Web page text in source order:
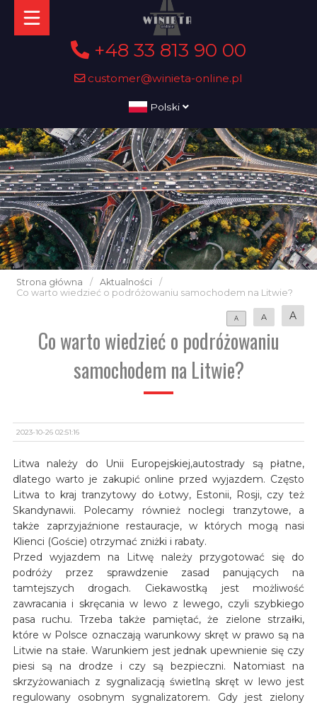
+48 33 813 90 00
customer@winieta-online.pl
Polski
Strona główna / Aktualności
/
Co warto wiedzieć o podróżowaniu samochodem na Litwie?
A A A
Co warto wiedzieć o podróżowaniu
samochodem na Litwie?
2023-10-26 02:51:16
Litwa należy do Unii Europejskiej,autostrady są płatne,
dlatego warto je zakupić online przed wyjazdem. Często
Litwa to kraj tranzytowy do Łotwy, Estonii, Rosji, czy też
Skandynawii. Polecamy również noclegi tranzytowe, a
także zaprzyjaźnione restauracje, w których mogą nasi
Klienci (Goście) otrzymać zniżki i rabaty.
Przed wyjazdem na Litwę należy przygotować się do
podróży przez sprawdzenie zasad panujących na
tamtejszych drogach. Ciekawostką jest możliwość
zawracania i skręcania w lewo z lewego, czyli szybkiego
pasa ruchu. Trzeba także pamiętać, że zielone strzałki,
które w Polsce oznaczają warunkowy skręt w prawo są na
Litwie na stałe. Warunkiem jest jednak upewnienie się czy
piesi są na drodze i czy są bezpieczni. Natomiast na
skrzyżowaniach z sygnalizacją świetlną skręt w lewo jest
regulowany osobnym sygnalizatorem. Gdy jest zielony